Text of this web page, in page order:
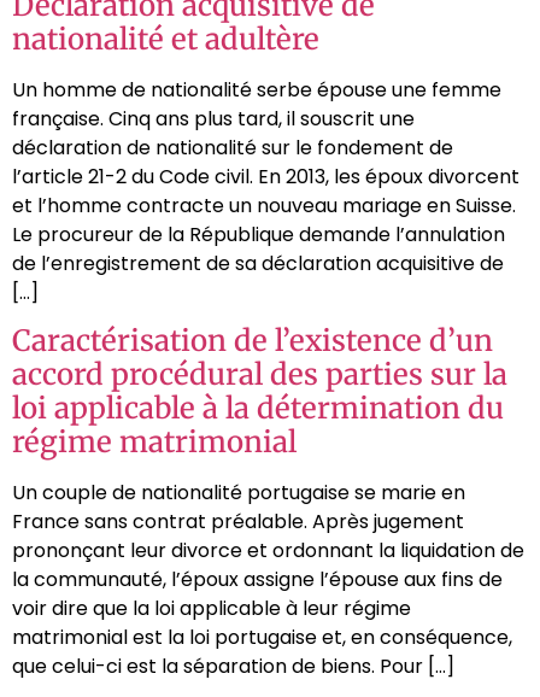
nationalité et adultère
Un homme de nationalité serbe épouse une femme
française. Cinq ans plus tard, il souscrit une
déclaration de nationalité sur le fondement de
l’article 21-2 du Code civil. En 2013, les époux divorcent
et l’homme contracte un nouveau mariage en Suisse.
Le procureur de la République demande l’annulation
de l’enregistrement de sa déclaration acquisitive de
[…]
Caractérisation de l’existence d’un
accord procédural des parties sur la
loi applicable à la détermination du
régime matrimonial
Un couple de nationalité portugaise se marie en
France sans contrat préalable. Après jugement
prononçant leur divorce et ordonnant la liquidation de
la communauté, l’époux assigne l’épouse aux fins de
voir dire que la loi applicable à leur régime
matrimonial est la loi portugaise et, en conséquence,
que celui-ci est la séparation de biens. Pour […]